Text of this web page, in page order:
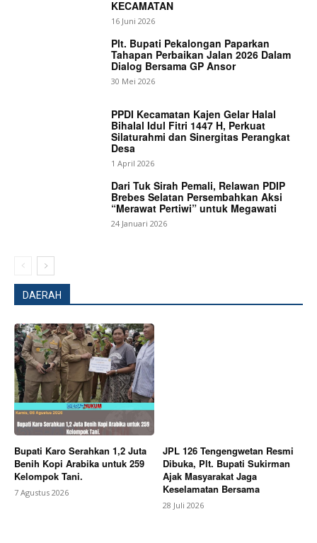
News Week
Magazine PRO
Company
About
Contact us
Subscription Plans
My account
Bagikan Artikel
KECAMATAN
16 Juni 2026
Plt. Bupati Pekalongan Paparkan
Tahapan Perbaikan Jalan 2026 Dalam
Dialog Bersama GP Ansor
30 Mei 2026
PPDI Kecamatan Kajen Gelar Halal
Bihalal Idul Fitri 1447 H, Perkuat
Silaturahmi dan Sinergitas Perangkat
Desa
1 April 2026
Dari Tuk Sirah Pemali, Relawan PDIP
Brebes Selatan Persembahkan Aksi
“Merawat Pertiwi” untuk Megawati
24 Januari 2026
DAERAH
Bupati Karo Serahkan 1,2 Juta
Benih Kopi Arabika untuk 259
Kelompok Tani.
7 Agustus 2026
JPL 126 Tengengwetan Resmi
Dibuka, Plt. Bupati Sukirman
Ajak Masyarakat Jaga
Keselamatan Bersama
28 Juli 2026